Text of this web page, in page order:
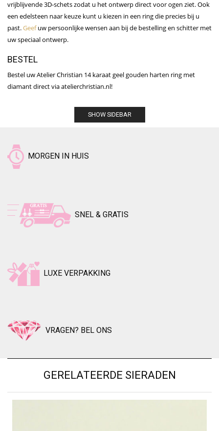
vrijblijvende 3D-schets zodat u het ontwerp direct voor ogen ziet. Ook
een edelsteen naar keuze kunt u kiezen in een ringdie precies bij u
past.Geefuw persoonlijke wensen aan bij de bestelling en schitter met
uw speciaal ontwerp.
BESTEL
Bestel uw Atelier Christian 14 karaat geel gouden harten ring met
diamant direct via atelierchristian.nl!
SHOW SIDEBAR
MORGEN IN HUIS
SNEL & GRATIS
LUXE VERPAKKING
VRAGEN? BEL ONS
GERELATEERDE SIERADEN